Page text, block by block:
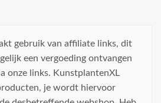
gebruik van affiliate links, dit
een vergoeding ontvangen
onze links. KunstplantenXL
je wordt hiervoor